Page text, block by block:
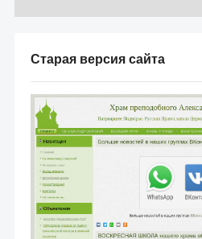
Старая версия сайта